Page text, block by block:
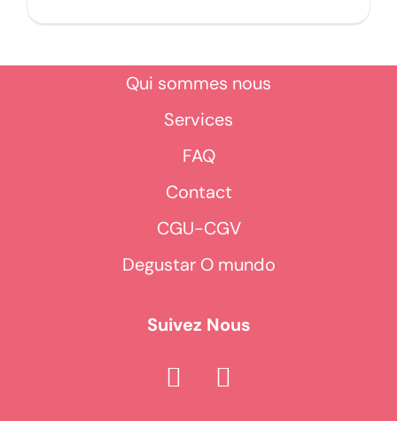
Qui sommes nous
Services
FAQ
Contact
CGU-CGV
Degustar O mundo
Suivez Nous